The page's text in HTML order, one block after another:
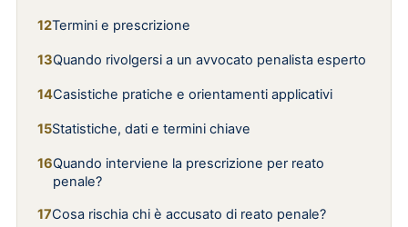
Termini e prescrizione
Quando rivolgersi a un avvocato penalista esperto
Casistiche pratiche e orientamenti applicativi
Statistiche, dati e termini chiave
Quando interviene la prescrizione per reato
penale?
Cosa rischia chi è accusato di reato penale?